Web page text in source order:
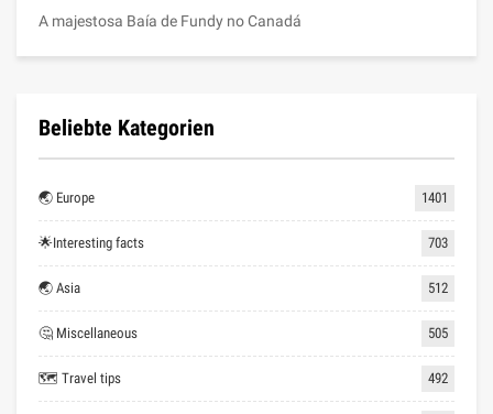
A majestosa Baía de Fundy no Canadá
Beliebte Kategorien
🌏 Europe 1401
🌟Interesting facts 703
🌏 Asia 512
🤔 Miscellaneous 505
🗺 Travel tips 492